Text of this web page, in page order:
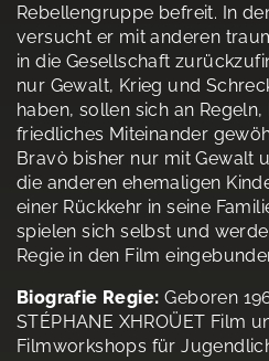
Rebellengruppe befreit. In
versucht er mit anderen
in die Gesellschaft
nur Gewalt, Krieg und
haben, sollen sich an
friedliches Miteinander
Bravò bisher nur mit Gewalt
die anderen ehemaligen
einer Rückkehr in seine
spielen sich selbst und
Regie in den Film
Biografie Regie: Geboren
STÉPHANE XHROÜET Film
Filmworkshops für